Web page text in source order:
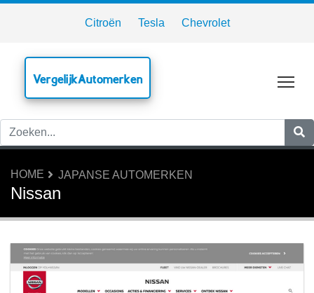
Citroën Tesla Chevrolet
VergelijkAutomerken
HOME JAPANSE AUTOMERKEN
Nissan